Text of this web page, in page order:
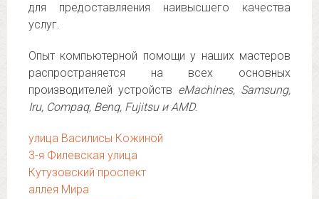
для предоставляения наивысшего качества
услуг.
Опыт компьютерной помощи у наших мастеров
распространяется на всех основных
производителей устройств eMachines, Samsung,
Iru, Compaq, Benq, Fujitsu и AMD.
улица Василисы Кожиной
3-я Филевская улица
Кутузовский проспект
аллея Мира